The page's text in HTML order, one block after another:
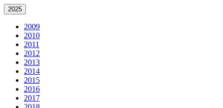
2025
2009
2010
2011
2012
2013
2014
2015
2016
2017